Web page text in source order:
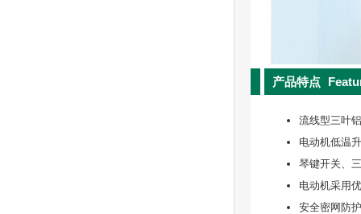
产品特点
流线型三叶
电动机低温
琴键开关、
电动机采用
安全密网防护